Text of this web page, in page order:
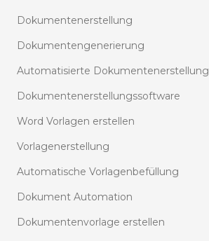
Dokumentenerstellung
Dokumentengenerierung
Automatisierte Dokumentenerstellung
Dokumentenerstellungssoftware
Word Vorlagen erstellen
Vorlagenerstellung
Automatische Vorlagenbefüllung
Dokument Automation
Dokumentenvorlage erstellen